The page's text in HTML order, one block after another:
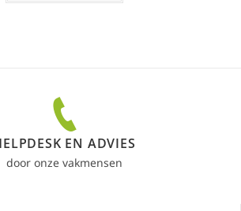
EN ADVIES
door onze vakmensen